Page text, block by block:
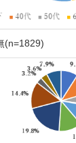
(n=1829)